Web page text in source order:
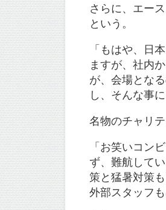
さらに、エー
という。
「もはや、日
ますが、社内
が、会場とな
し、そんな事
名物のチャリ
「お笑いコン
ず、難航して
策と猛暑対策
外部スタッフ